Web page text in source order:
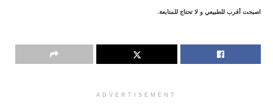
اصبحت أقرب للطبيعي و لا تحتاج للمتابعة.
ADVERTISEMENT